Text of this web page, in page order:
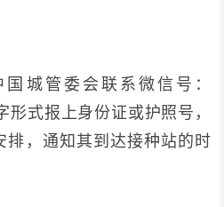
城管委会联系微信号：
形式报上身份证或护照号，
排，通知其到达接种站的时